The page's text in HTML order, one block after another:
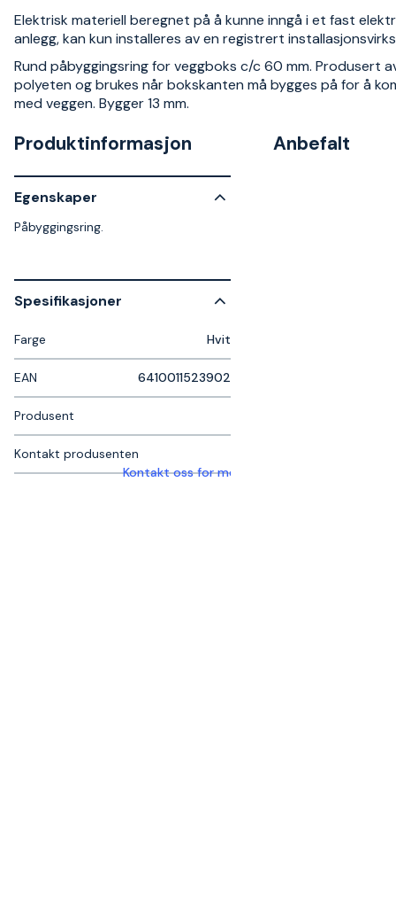
Elektrisk materiell beregnet på å kunne inngå i et fast
anlegg, kan kun installeres av en registrert
Rund påbyggingsring for veggboks c/c 60 mm. Produsert
polyeten og brukes når bokskanten må bygges på for å
med veggen. Bygger 13 mm.
Produktinformasjon
Egenskaper
Påbyggingsring.
Spesifikasjoner
Farge Hvit
EAN 6410011523902
Produsent
Kontakt produsenten
Kontakt oss for mer informasjon
Anbefalt